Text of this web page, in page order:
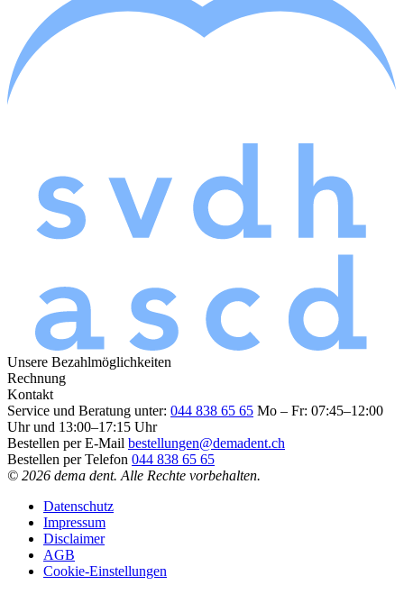
Unsere Bezahlmöglichkeiten
Rechnung
Kontakt
Service und Beratung unter: 044 838 65 65 Mo – Fr: 07:45–12:00
Uhr und 13:00–17:15 Uhr
Bestellen per E-Mail bestellungen@demadent.ch
Bestellen per Telefon 044 838 65 65
© 2026 dema dent. Alle Rechte vorbehalten.
Datenschutz
Impressum
Disclaimer
AGB
Cookie-Einstellungen